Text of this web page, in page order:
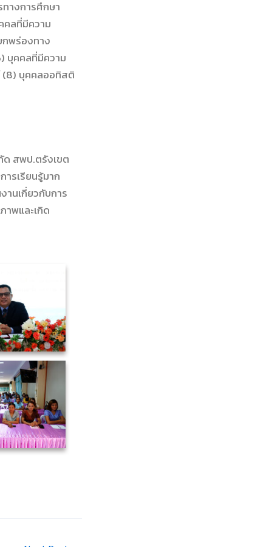
างการศึกษา
คลที่มีความ
พร่องทาง
บุคคลที่มีความ
(8) บุคคลออทิสติ
ด สพป.ตรังเขต
รเรียนรู้มาก
นเกี่ยวกับการ
าพและเกิด